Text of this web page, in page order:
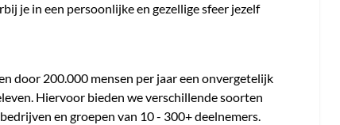
je in een persoonlijke en gezellige sfeer jezelf
door 200.000 mensen per jaar een onvergetelijk
Hiervoor bieden we verschillende soorten
en groepen van 10 - 300+ deelnemers.